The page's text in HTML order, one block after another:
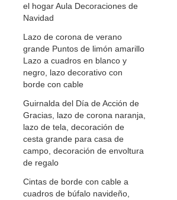
el hogar Aula Decoraciones de
Navidad
Lazo de corona de verano
grande Puntos de limón amarillo
Lazo a cuadros en blanco y
negro, lazo decorativo con
borde con cable
Guirnalda del Día de Acción de
Gracias, lazo de corona naranja,
lazo de tela, decoración de
cesta grande para casa de
campo, decoración de envoltura
de regalo
Cintas de borde con cable a
cuadros de búfalo navideño,